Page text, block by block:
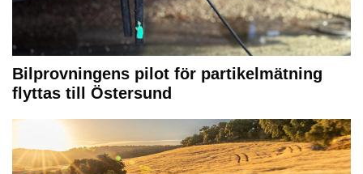
Bilprovningens pilot för partikelmätning
flyttas till Östersund